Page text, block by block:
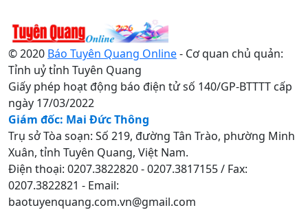
© 2020 Báo Tuyên Quang Online- Cơ quan chủ quản:
Tỉnh uỷ tỉnh Tuyên Quang
Giấy phép hoạt động báo điện tử số 140/GP-BTTTT cấp
ngày 17/03/2022
Giám đốc: Mai Đức Thông
Trụ sở Tòa soạn: Số 219, đường Tân Trào, phường Minh
Xuân, tỉnh Tuyên Quang, Việt Nam.
Điện thoại: 0207.3822820 - 0207.3817155 / Fax:
0207.3822821 - Email:
baotuyenquang.com.vn@gmail.com